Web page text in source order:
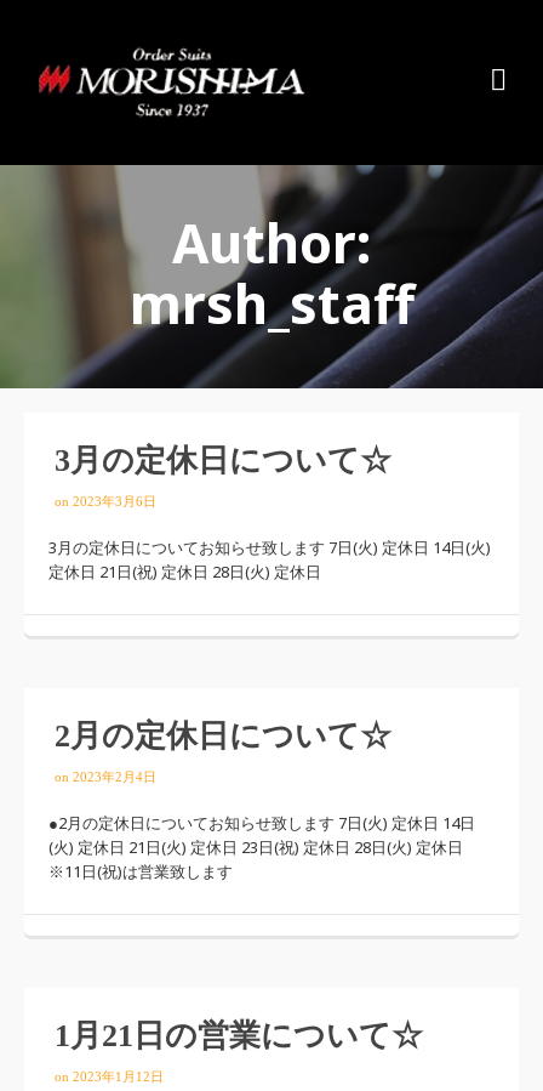
Author:
mrsh_staff
3月の定休日について☆
on 2023年3月6日
3月の定休日についてお知らせ致します 7日(火) 定休日 14日(火)
定休日 21日(祝) 定休日 28日(火) 定休日
2月の定休日について☆
on 2023年2月4日
●2月の定休日についてお知らせ致します 7日(火) 定休日 14日
(火) 定休日 21日(火) 定休日 23日(祝) 定休日 28日(火) 定休日
※11日(祝)は営業致します
1月21日の営業について☆
on 2023年1月12日